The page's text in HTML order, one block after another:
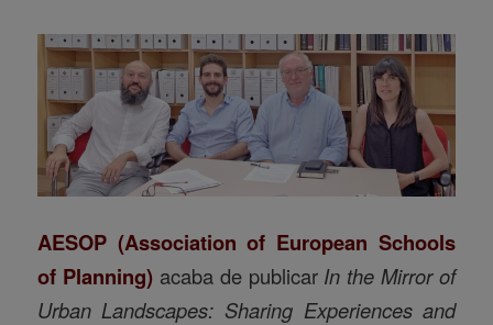
AESOP (Association of European Schools
of Planning)acaba de publicar In the Mirror of
Urban Landscapes: Sharing Experiences and